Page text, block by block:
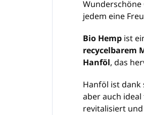
jedem eine
Bio Hemp ist
recycelbarem
Hanföl, das
Hanföl ist
aber auch
revitalisiert